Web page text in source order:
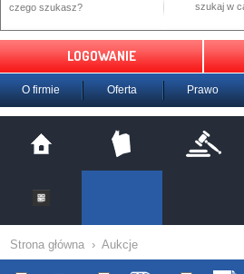
szukaj w
LOGOWANIE
O firmie Oferta Prawo
Strona główna › Aukcje